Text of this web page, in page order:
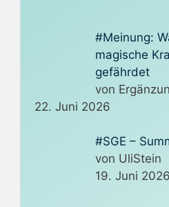
#Meinung:
magische
gefährdet
von
22. Juni 2026
#SGE –
von UliStein
19. Juni 2026